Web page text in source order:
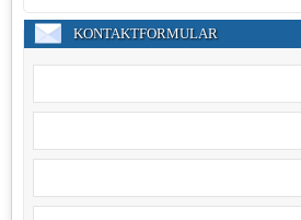
KONTAKTFORMULAR